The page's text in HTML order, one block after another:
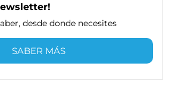
desde donde necesites
SABER MÁS